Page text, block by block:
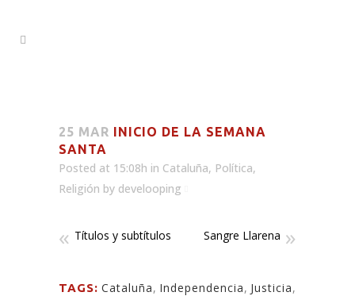
25 MAR INICIO DE LA SEMANA
SANTA
Posted at 15:08h in Cataluña, Política,
Religión by develooping
Títulos y subtítulos Sangre Llarena
TAGS: Cataluña, Independencia, Justicia,